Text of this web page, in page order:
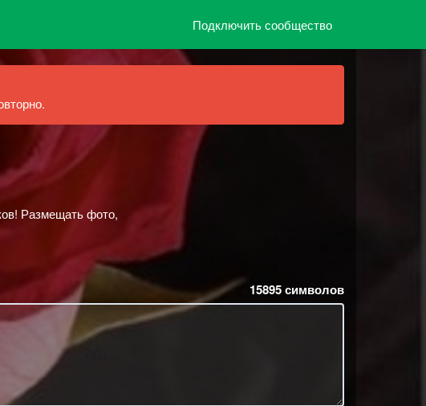
Подключить сообщество
Размещать фото,
15895символов